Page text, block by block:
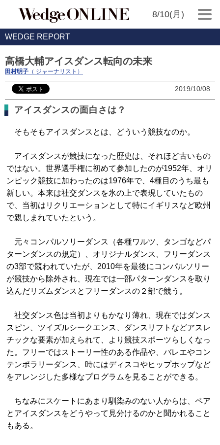
8/10(月)
WEDGE REPORT
高橋大輔アイスダンス転向の未来
田村明子 （ ジャーナリスト）
2019/10/08
アイスダンスの面白さは？
そもそもアイスダンスとは、どういう競技なのか。
アイスダンスが競技になった歴史は、それほど古いもの
ではない。世界選手権に初めて参加したのが1952年、オリ
ンピック競技に加わったのは1976年で、4種目のうち最も
新しい。本来は社交ダンスを氷の上で表現していたもの
で、当初はリクリエーションとして特にイギリスなど欧州
で親しまれていたという。
元々コンパルソリーダンス（各種ワルツ、タンゴなどパ
ターンダンスの規定）、オリジナルダンス、フリーダンス
の3部で競われていたが、2010年を最後にコンパルソリー
が競技から除外され、現在では一部パターンダンスを取り
込んだリズムダンスとフリーダンスの２部で競う。
社交ダンス色は当初よりもかなり薄れ、現在ではダンス
スピン、ツイズルシークエンス、ダンスリフトなどアスレ
チックな要素が加えられて、より競技スポーツらしくなっ
た。フリーではストーリー性のある作品や、バレエやコン
テンポラリーダンス、時にはディスコやヒップホップなど
をアレンジした多様なプログラムを見ることができる。
ちなみにスケートにあまり馴染みのない人からは、ペア
とアイスダンスをどうやって見分けるのかと聞かれること
もある。